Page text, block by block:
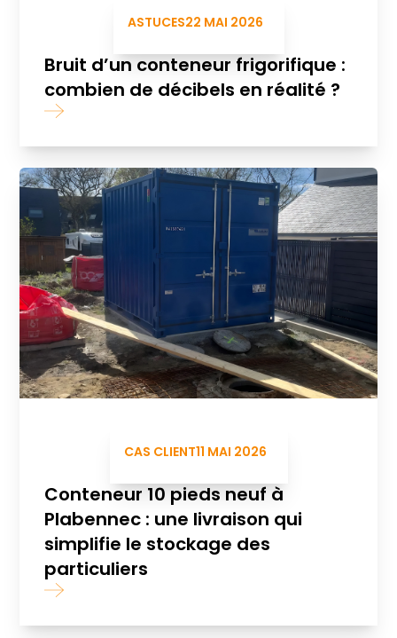
ASTUCES22 MAI 2026
Bruit d’un conteneur frigorifique :
combien de décibels en réalité ?
CAS CLIENT11 MAI 2026
Conteneur 10 pieds neuf à
Plabennec : une livraison qui
simplifie le stockage des
particuliers